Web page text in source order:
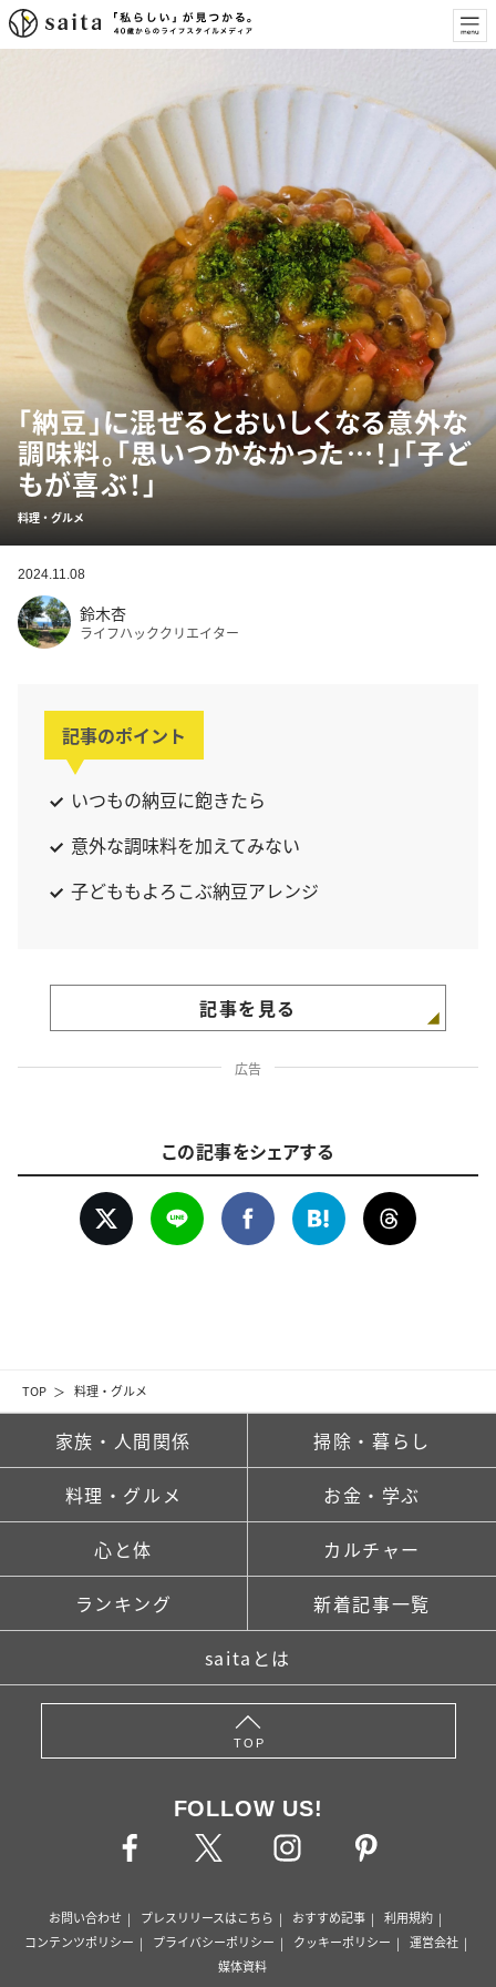
TOP 料理・グルメ
「納豆」に混ぜるとおいしくなる意外な
調味料。「思いつかなかった…！」「子ど
もが喜ぶ！」
料理・グルメ
2024.11.08
鈴木杏
ライフハッククリエイター
記事のポイント
いつもの納豆に飽きたら
意外な調味料を加えてみない
子どももよろこぶ納豆アレンジ
記事を見る
広告
この記事をシェアする
家族・人間関係 掃除・暮らし
料理・グルメ お金・学ぶ
心と体 カルチャー
ランキング 新着記事一覧
saitaとは
TOP
FOLLOW US!
お問い合わせ プレスリリースはこちら おすすめ記事
利用規約
コンテンツポリシー
プライバシーポリシー クッキーポリシー
運営会社
媒体資料